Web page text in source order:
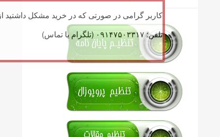
کاربر گرامی در صورتی که در خرید مشکل داشتید
تلفن: ۰۹۱۴۷۵۰۳۳۱۷ (تلگرام یا تماس)